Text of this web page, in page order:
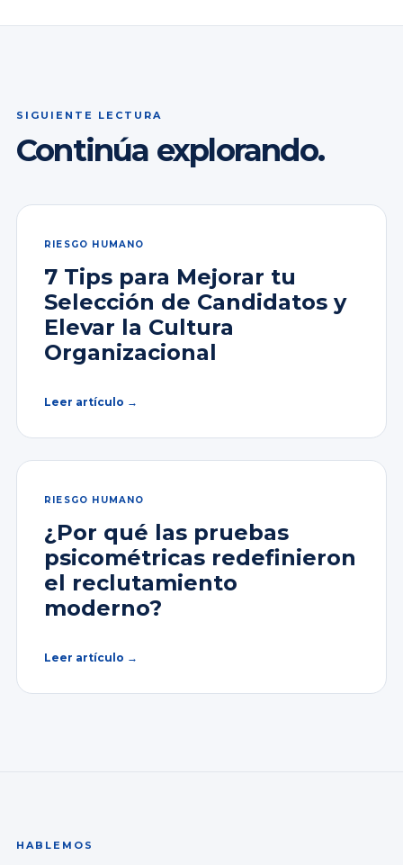
SIGUIENTE LECTURA
Continúa explorando.
RIESGO HUMANO
7 Tips para Mejorar tu
Selección de Candidatos y
Elevar la Cultura
Organizacional
Leer artículo →
RIESGO HUMANO
¿Por qué las pruebas
psicométricas redefinieron
el reclutamiento
moderno?
Leer artículo →
HABLEMOS